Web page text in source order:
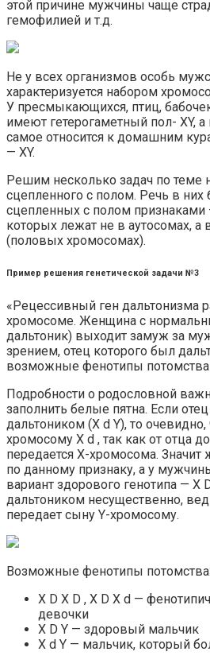
этой причине мужчины чаще
гемофилией и т.д.
Не у всех организмов особь
характеризуется набором
У пресмыкающихся, птиц,
имеют гетерогаметный пол- XY,
самое относится к домашним
— XY.
Решим несколько задач по теме
сцепленного с полом. Речь в них
сцепленных с полом признаками
которых лежат не в аутосомах, а
(половых хромосомах).
Пример решения генетической задачи №3
«Рецессивный ген дальтонизма
хромосоме. Женщина с
дальтоник) выходит замуж за
зрением, отец которого был
возможные фенотипы
Подробности о родословной
заполнить белые пятна. Если
дальтоником (X d Y), то
хромосому X d , так как от отца
передается X-хромосома. Значит
по данному признаку, а у
вариант здорового генотипа — X
дальтоником несущественно,
передает сыну Y-хромосому.
Возможные фенотипы потомства:
X D X D , X D X d —
девочки
X D Y — здоровый мальчик
X d Y — мальчик, который